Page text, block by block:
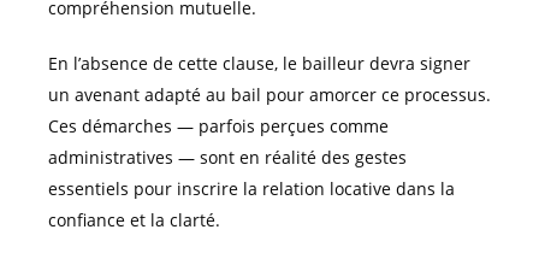
compréhension mutuelle.
En l’absence de cette clause, le bailleur devra signer
un avenant adapté au bail pour amorcer ce processus.
Ces démarches — parfois perçues comme
administratives — sont en réalité des gestes
essentiels pour inscrire la relation locative dans la
confiance et la clarté.